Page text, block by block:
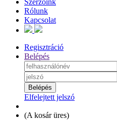
Rólunk
Kapcsolat
Regisztráció
Belépés
Elfelejtett jelszó
(A kosár üres)